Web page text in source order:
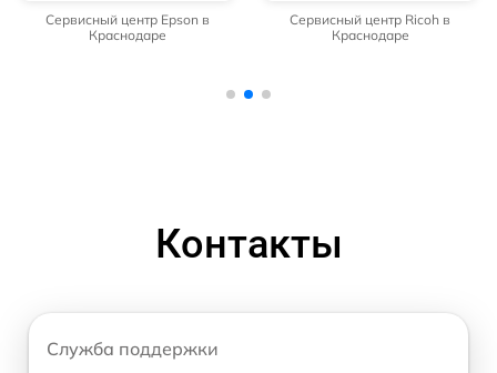
Сервисный центр Epson в
Краснодаре
Сервисный центр Ricoh в
Краснодаре
Контакты
Служба поддержки